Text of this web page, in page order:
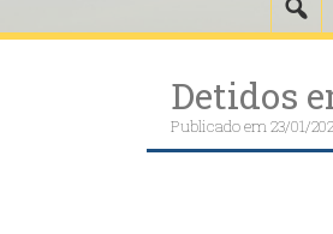
Detidos
Publicado em23/01/